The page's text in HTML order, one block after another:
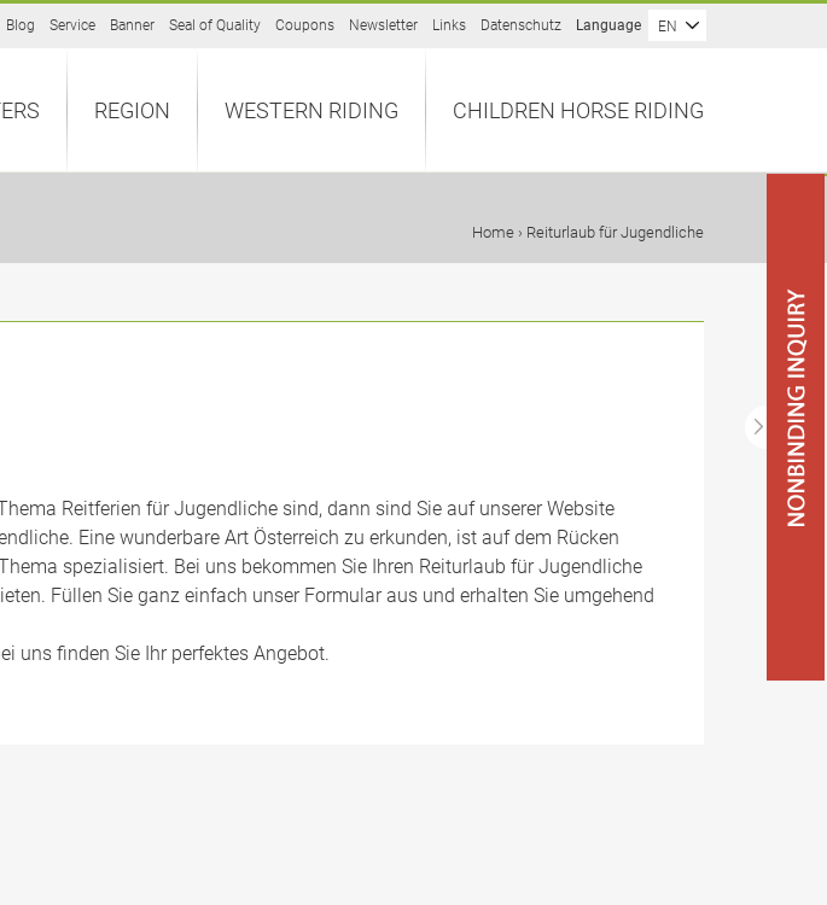
Blog Service Banner Seal of Quality Coupons Newsletter Links Datenschutz Language EN
REGION WESTERN RIDING CHILDREN HORSE RIDING
Home › Reiturlaub für Jugendliche
Reitferien für Jugendliche sind, dann sind Sie auf unserer Website
Eine wunderbare Art Österreich zu erkunden, ist auf dem Rücken
spezialisiert. Bei uns bekommen Sie Ihren Reiturlaub für Jugendliche
Füllen Sie ganz einfach unser Formular aus und erhalten Sie umgehend
uns finden Sie Ihr perfektes Angebot.